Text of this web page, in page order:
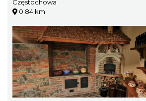
Częstochowa
0.84 km